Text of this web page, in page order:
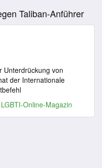
Taliban-Anführer
Unterdrückung von
der Internationale
Online-Magazin